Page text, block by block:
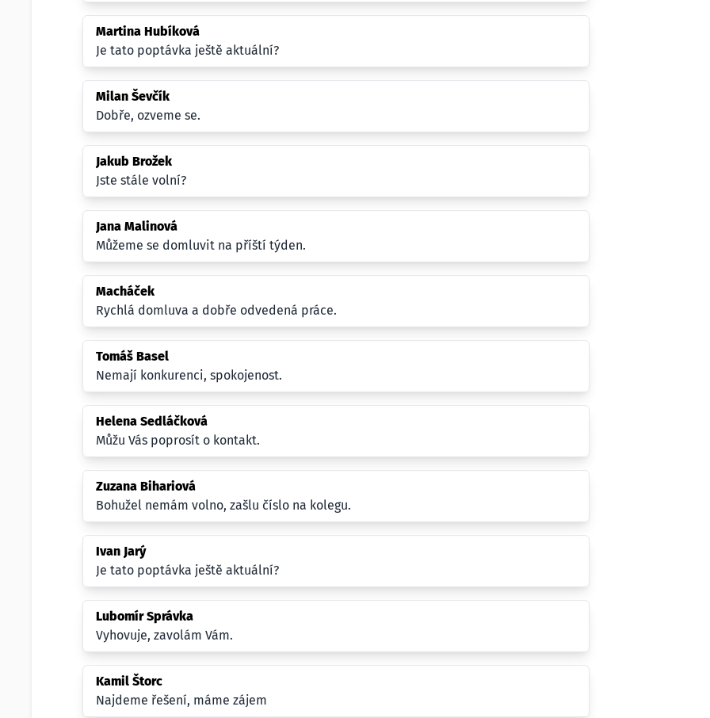
Martina Hubíková
Je tato poptávka ještě aktuální?
Milan Ševčík
Dobře, ozveme se.
Jakub Brožek
Jste stále volní?
Jana Malinová
Můžeme se domluvit na příští týden.
Macháček
Rychlá domluva a dobře odvedená práce.
Tomáš Basel
Nemají konkurenci, spokojenost.
Helena Sedláčková
Můžu Vás poprosít o kontakt.
Zuzana Bihariová
Bohužel nemám volno, zašlu číslo na kolegu.
Ivan Jarý
Je tato poptávka ještě aktuální?
Lubomír Správka
Vyhovuje, zavolám Vám.
Kamil Štorc
Najdeme řešení, máme zájem